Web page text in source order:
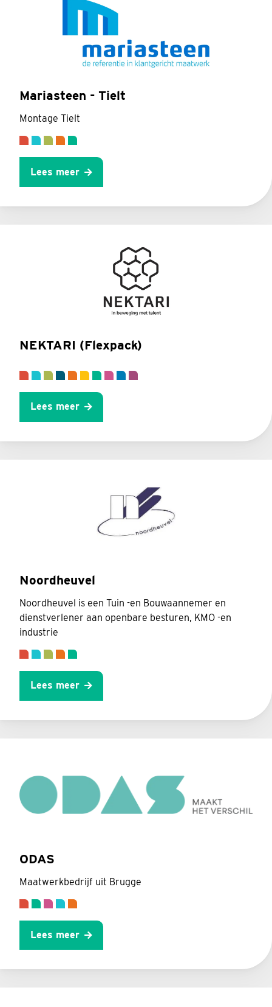
Mariasteen - Tielt
Montage Tielt
Lees meer
NEKTARI (Flexpack)
Lees meer
Noordheuvel
Noordheuvel is een Tuin -en Bouwaannemer en
dienstverlener aan openbare besturen, KMO -en
industrie
Lees meer
ODAS
Maatwerkbedrijf uit Brugge
Lees meer